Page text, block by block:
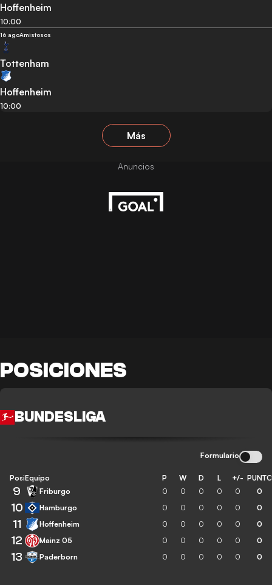
Hoffenheim
10:00
16 agoAmistosos
Tottenham
Hoffenheim
10:00
Más
POSICIONES
BUNDESLIGA
Formulario
Posición
Equipo P W D L +/-
9 Friburgo 0 0 0 0 0 0
10 Hamburgo 0 0 0 0 0 0
11 Hoffenheim 0 0 0 0 0 0
12 Mainz 05 0 0 0 0 0 0
13 Paderborn 0 0 0 0 0 0